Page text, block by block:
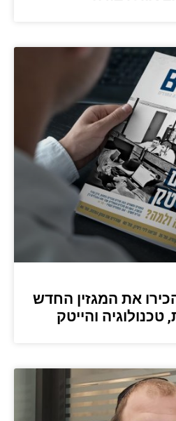
את המגזין החדש
והייטק